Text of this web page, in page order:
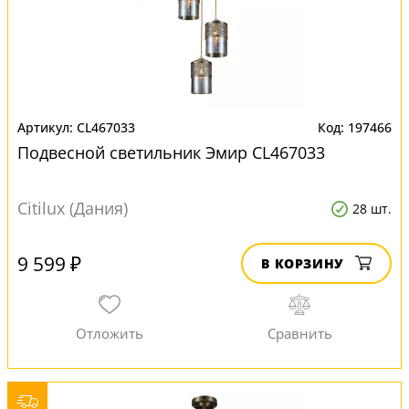
CL467033 197466
Подвесной светильник Эмир CL467033
Citilux (Дания) 28 шт.
9 599 ₽ В КОРЗИНУ